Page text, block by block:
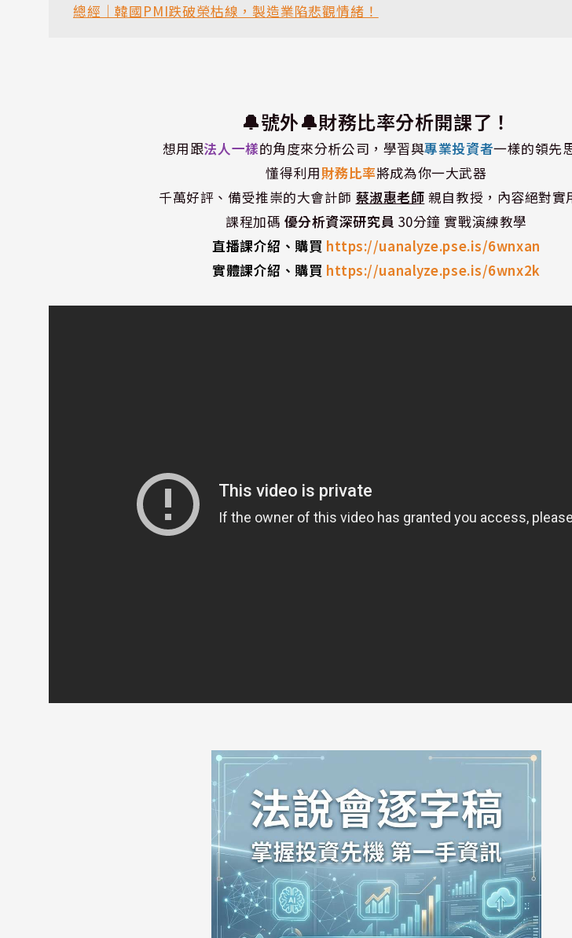
總經｜韓國PMI跌破榮枯線，製造業陷悲觀情緒！
🔔號外🔔財務比率分析開課了！
想用跟法人一樣的角度來分析公司，學習與專業投資者一樣的領先
懂得利用財務比率將成為你一大武器
千萬好評、備受推崇的大會計師 蔡淑惠老師 親自教授，內容絕對實
課程加碼 優分析資深研究員 30分鐘 實戰演練教學
直播課介紹、購買 https://uanalyze.pse.is/6wnxan
實體課介紹、購買 https://uanalyze.pse.is/6wnx2k